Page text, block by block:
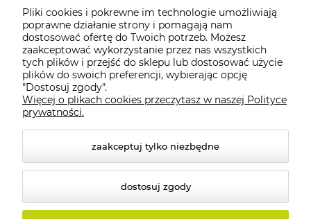
Moje konto
Płatności i dostawa
Informacje
Pliki cookies i pokrewne im technologie umożliwiają
poprawne działanie strony i pomagają nam
dostosować ofertę do Twoich potrzeb. Możesz
zaakceptować wykorzystanie przez nas wszystkich
tych plików i przejść do sklepu lub dostosować użycie
plików do swoich preferencji, wybierając opcję
"Dostosuj zgody".
Więcej o plikach cookies przeczytasz w naszej Polityce
prywatności.
zaakceptuj tylko niezbędne
dostosuj zgody